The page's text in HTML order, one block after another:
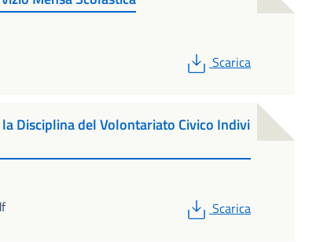
PDF
Scarica
Disciplina del Volontariato Civico Indivi
PDF
Scarica